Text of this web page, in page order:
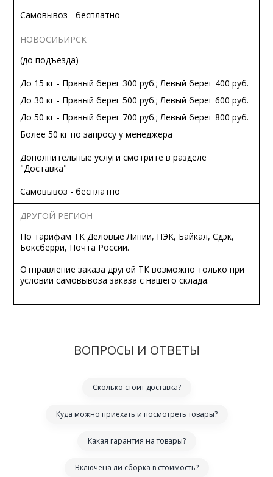
Самовывоз - бесплатно
НОВОСИБИРСК
(до подъезда)
До 15 кг - Правый берег 300 руб.; Левый берег 400 руб.
До 30 кг - Правый берег 500 руб.; Левый берег 600 руб.
До 50 кг - Правый берег 700 руб.; Левый берег 800 руб.
Более 50 кг по запросу у менеджера
Дополнительные услуги смотрите в разделе
"Доставка"
Самовывоз - бесплатно
ДРУГОЙ РЕГИОН
По тарифам ТК Деловые Линии, ПЭК, Байкал, Сдэк,
Боксберри, Почта России.
Отправление заказа другой ТК возможно только при
условии самовывоза заказа с нашего склада.
ВОПРОСЫ И ОТВЕТЫ
Сколько стоит доставка?
Куда можно приехать и посмотреть товары?
Какая гарантия на товары?
Включена ли сборка в стоимость?